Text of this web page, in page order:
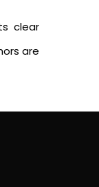
clear
are